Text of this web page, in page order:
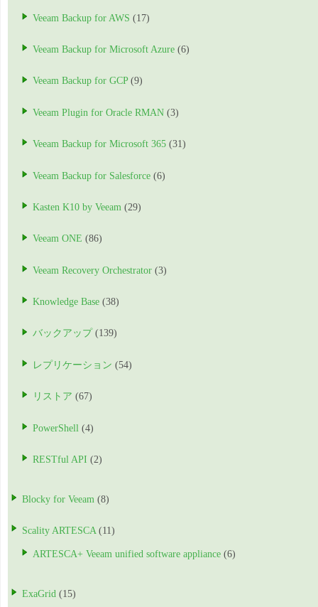
Veeam Backup for AWS (17)
Veeam Backup for Microsoft Azure (6)
Veeam Backup for GCP(9)
Veeam Plugin for Oracle RMAN (3)
Veeam Backup for Microsoft 365 (31)
Veeam Backup for Salesforce (6)
Kasten K10 by Veeam (29)
Veeam ONE (86)
Veeam Recovery Orchestrator (3)
Knowledge Base (38)
バックアップ (139)
レプリケーション (54)
リストア (67)
PowerShell (4)
RESTful API (2)
Blocky for Veeam (8)
Scality ARTESCA (11)
ARTESCA+ Veeam unified software appliance (6)
ExaGrid (15)